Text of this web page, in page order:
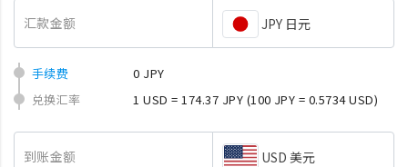
汇款金额 JPY 日元
手续费
0 JPY
兑换汇率
1 USD = 174.37 JPY (100 JPY = 0.5734 USD)
到账金额 USD 美元